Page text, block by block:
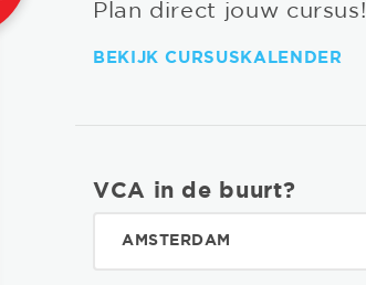
Plan direct jouw cursus!
BEKIJK CURSUSKALENDER
VCA in de buurt?